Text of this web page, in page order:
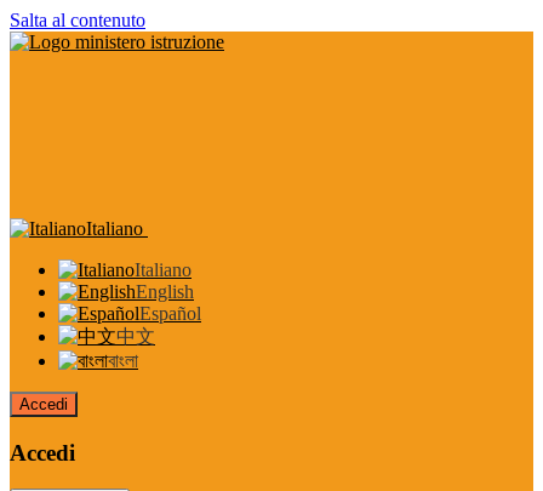
Salta al contenuto
Italiano
Italiano
English
Español
中文
বাংলা
Accedi
Accedi